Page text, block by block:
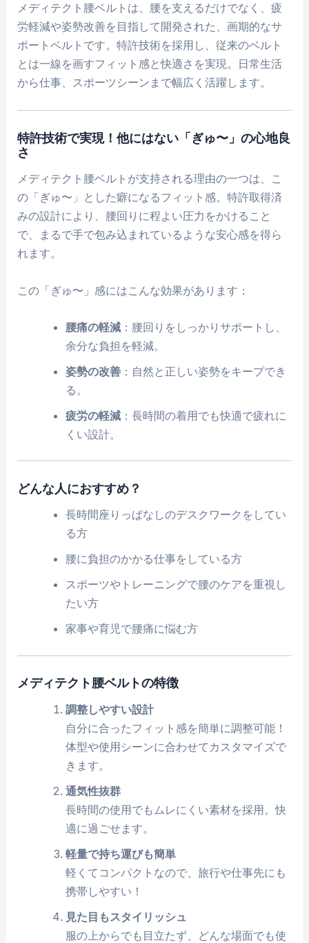
メディテクト腰ベルトは、腰を支えるだけでなく、疲
労軽減や姿勢改善を目指して開発された、画期的なサ
ポートベルトです。特許技術を採用し、従来のベルト
とは一線を画すフィット感と快適さを実現。日常生活
から仕事、スポーツシーンまで幅広く活躍します。
特許技術で実現！他にはない「ぎゅ〜」の心地良
さ
メディテクト腰ベルトが支持される理由の一つは、こ
の「ぎゅ〜」とした癖になるフィット感。特許取得済
みの設計により、腰回りに程よい圧力をかけること
で、まるで手で包み込まれているような安心感を得ら
れます。
この「ぎゅ〜」感にはこんな効果があります：
腰痛の軽減：腰回りをしっかりサポートし、
余分な負担を軽減。
姿勢の改善：自然と正しい姿勢をキープでき
る。
疲労の軽減：長時間の着用でも快適で疲れに
くい設計。
どんな人におすすめ？
長時間座りっぱなしのデスクワークをしてい
る方
腰に負担のかかる仕事をしている方
スポーツやトレーニングで腰のケアを重視し
たい方
家事や育児で腰痛に悩む方
メディテクト腰ベルトの特徴
調整しやすい設計
自分に合ったフィット感を簡単に調整可能！
体型や使用シーンに合わせてカスタマイズで
きます。
通気性抜群
長時間の使用でもムレにくい素材を採用。快
適に過ごせます。
軽量で持ち運びも簡単
軽くてコンパクトなので、旅行や仕事先にも
携帯しやすい！
見た目もスタイリッシュ
服の上からでも目立たず、どんな場面でも使